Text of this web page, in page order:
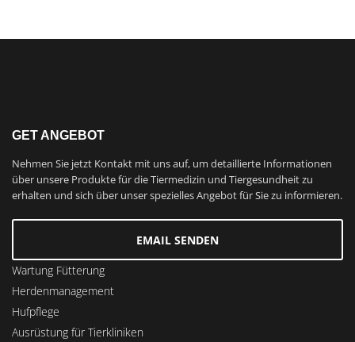
GET ANGEBOT
Nehmen Sie jetzt Kontakt mit uns auf, um detaillierte Informationen
über unsere Produkte für die Tiermedizin und Tiergesundheit zu
erhalten und sich über unser spezielles Angebot für Sie zu informieren.
EMAIL SENDEN
Wartung Fütterung
Herdenmanagement
Hufpflege
Ausrüstung für Tierkliniken